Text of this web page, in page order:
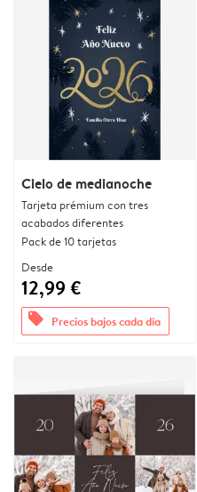
Cielo de medianoche
Tarjeta prémium con tres
acabados diferentes
Pack de 10 tarjetas
Desde
12,99 €
offers Precios bajos cada día